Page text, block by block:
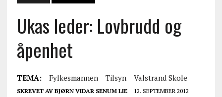
Ukas leder: Lovbrudd og
åpenhet
TEMA: Fylkesmannen Tilsyn Valstrand Skole
SKREVET AV BJØRN VIDAR SENUM LIE 12. SEPTEMBER 2012